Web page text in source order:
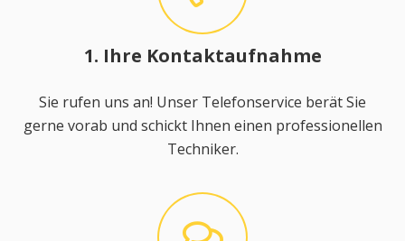
1. Ihre Kontaktaufnahme
Sie rufen uns an! Unser Telefonservice berät Sie
gerne vorab und schickt Ihnen einen professionellen
Techniker.